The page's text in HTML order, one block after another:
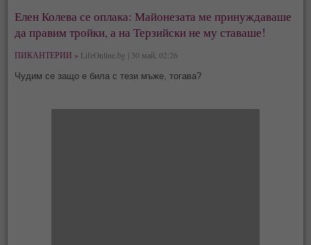
Елен Колева се оплака: Майонезата ме принуждаваше
да правим тройки, а на Терзийски не му ставаше!
ПИКАНТЕРИИ » LifeOnline.bg | 30 май, 02:26
Чудим се защо е била с тези мъже, тогава?